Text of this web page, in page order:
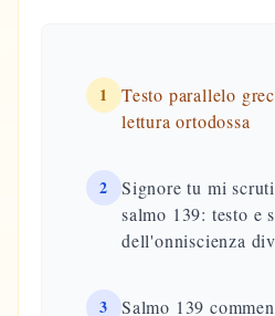
1
Testo parallelo
lettura ortodossa
2
Signore tu mi
salmo 139: testo e
dell'onniscienza
3
Salmo 139